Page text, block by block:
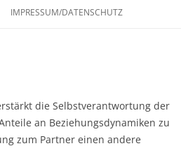
IMPRESSUM/DATENSCHUTZ
die Selbstverantwortung der
an Beziehungsdynamiken zu
zum Partner einen andere